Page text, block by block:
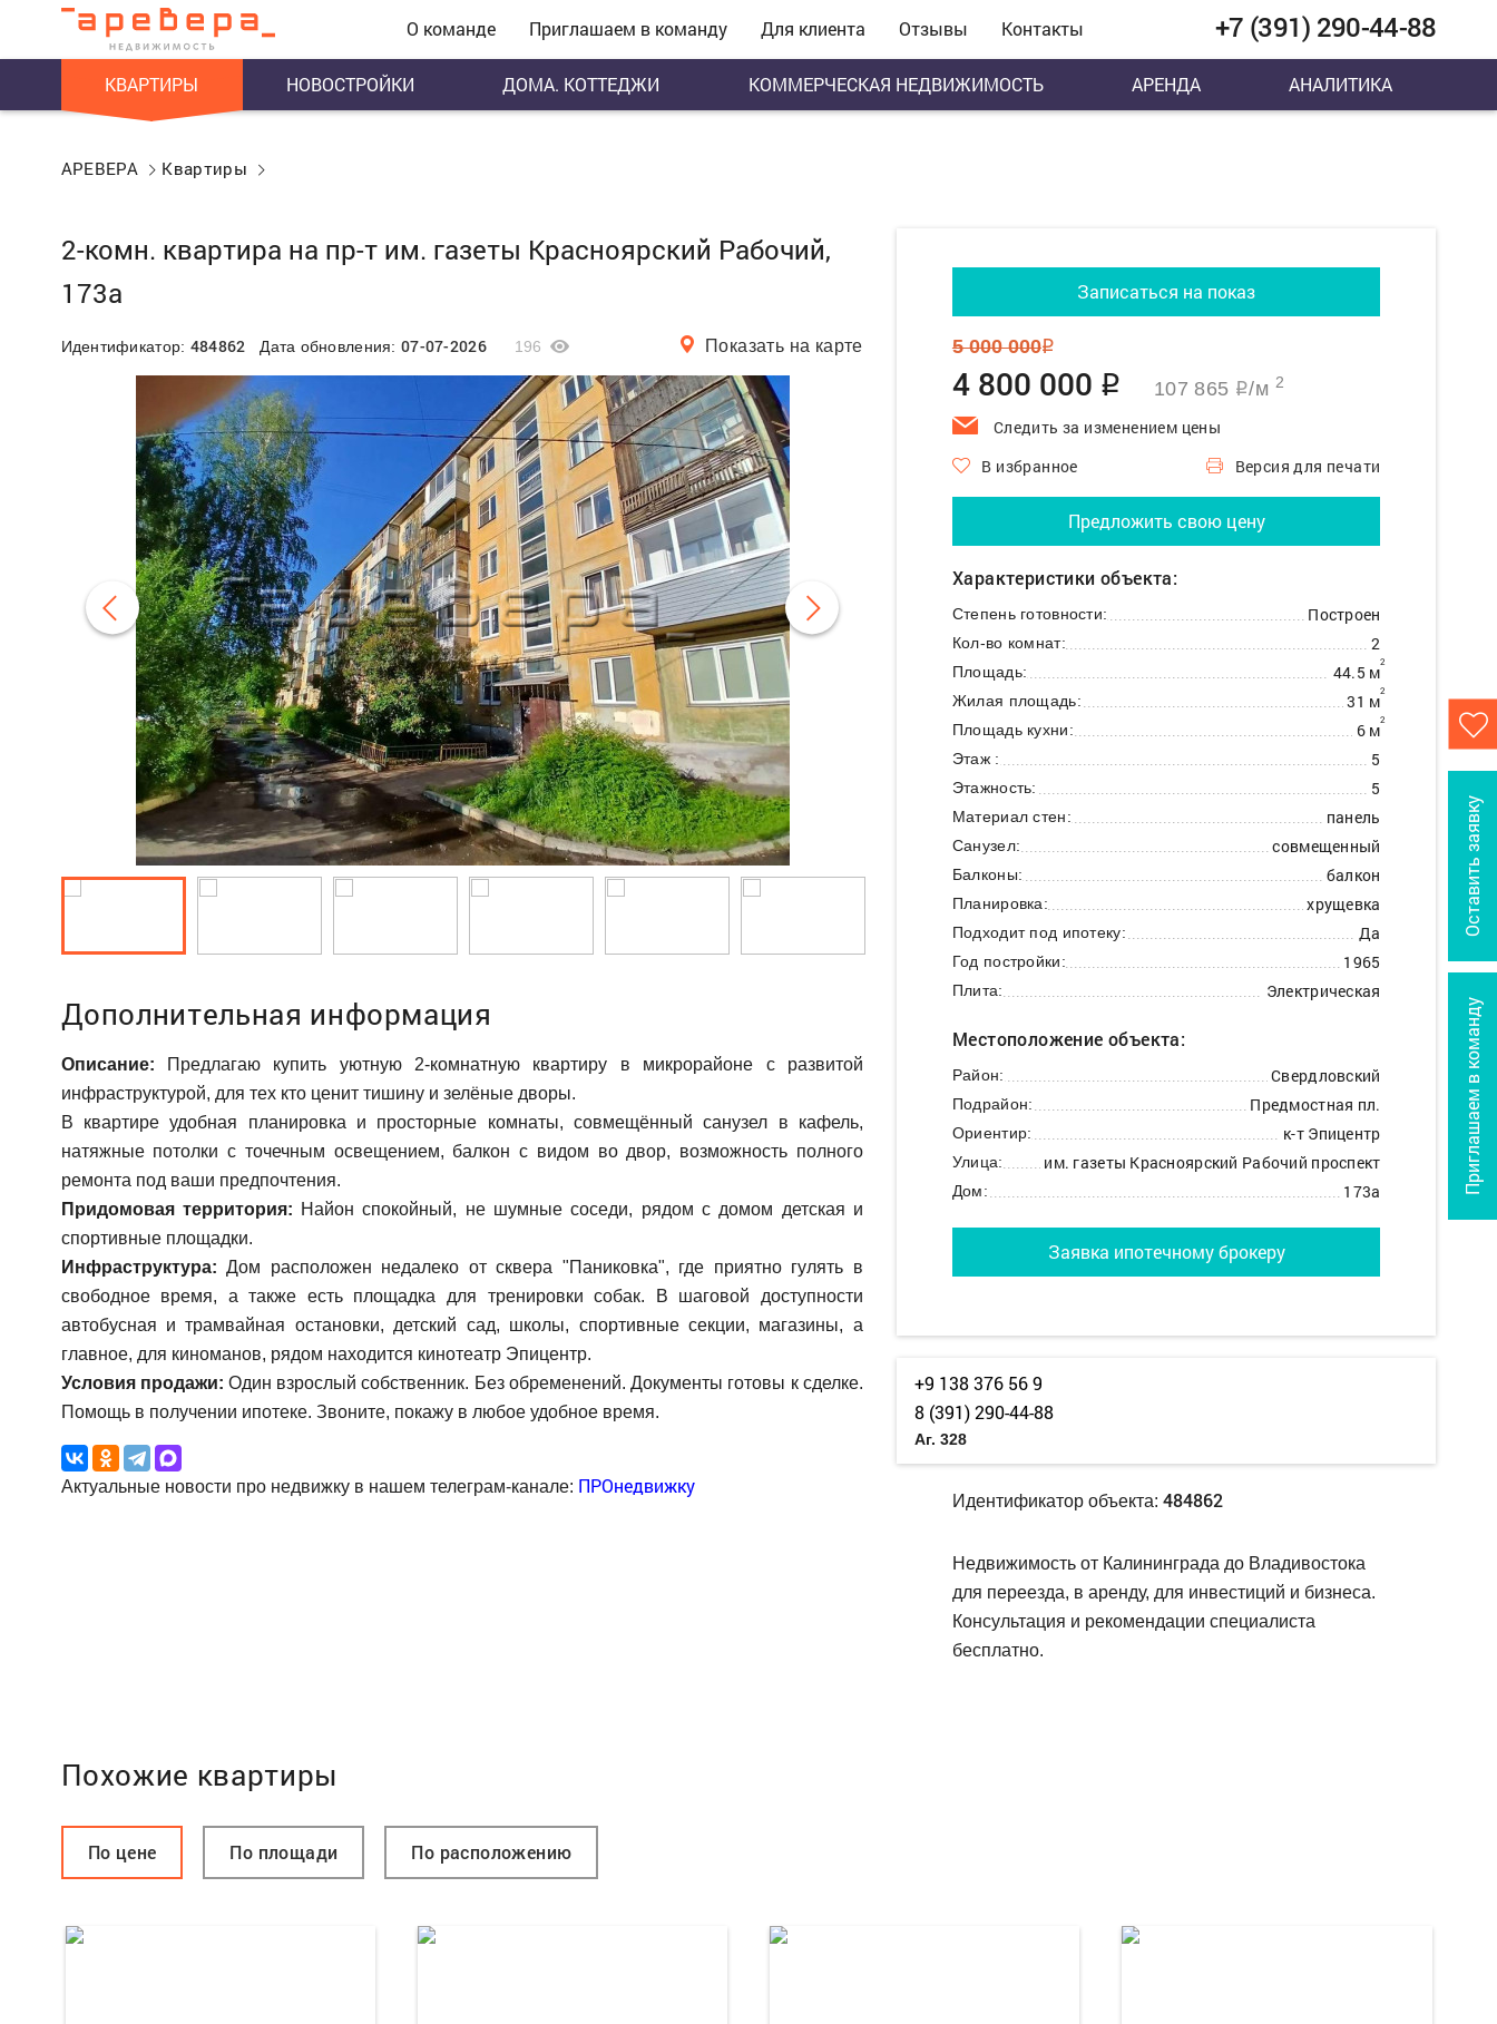
О команде Приглашаем в команду Для клиента Отзывы Контакты +7 (391) 290-44-88
КВАРТИРЫ НОВОСТРОЙКИ ДОМА. КОТТЕДЖИ КОММЕРЧЕСКАЯ НЕДВИЖИМОСТЬ АРЕНДА АНАЛИТИКА
Приглашаем в команду
Оставить заявку
АРЕВЕРА Квартиры
2-комн. квартира на пр-т им. газеты Красноярский Рабочий,
173а
Идентификатор: 484862 Дата обновления: 07-07-2026 196 Показать на карте
Дополнительная информация
Описание: Предлагаю купить уютную 2-комнатную квартиру в микрорайоне с развитой
инфраструктурой, для тех кто ценит тишину и зелёные дворы.
В квартире удобная планировка и просторные комнаты, совмещённый санузел в кафель,
натяжные потолки с точечным освещением, балкон с видом во двор, возможность полного
ремонта под ваши предпочтения.
Придомовая территория: Hайон спокойный, не шумные соседи, рядом с домом детская и
спортивные площадки.
Инфраструктура: Дом расположен недалеко от сквера "Паниковка", где приятно гулять в
свободное время, а также есть площадка для тренировки собак. В шаговой доступности
автобусная и трамвайная остановки, детский сад, школы, спортивные секции, магазины, а
главное, для киноманов, рядом находится кинотеатр Эпицентр.
Условия продажи: Один взрослый собственник. Без обременений. Документы готовы к сделке.
Помощь в получении ипотеке. Звоните, покажу в любое удобное время.
Актуальные новости про недвижку в нашем телеграм-канале: ПРОнедвижку
Записаться на показ
5 000 000q
4 800 000 q 107 865 q/м 2
Следить за изменением цены
В избранное
Версия для печати
Предложить свою цену
Характеристики объекта:
Степень готовности: Построен
Кол-во комнат: 2
Площадь: 44.5 м2
Жилая площадь: 31 м2
Площадь кухни: 6 м2
Этаж : 5
Этажность: 5
Материал стен: панель
Санузел: совмещенный
Балконы: балкон
Планировка: хрущевка
Подходит под ипотеку: Да
Год постройки: 1965
Плита: Электрическая
Местоположение объекта:
Район: Свердловский
Подрайон: Предмостная пл.
Ориентир: к-т Эпицентр
Улица: им. газеты Красноярский Рабочий проспект
Дом: 173а
Заявка ипотечному брокеру
+9 138 376 56 9
8 (391) 290-44-88
Аг. 328
Идентификатор объекта: 484862
Недвижимость от Калининграда до Владивостока
для переезда, в аренду, для инвестиций и бизнеса.
Консультация и рекомендации специалиста
бесплатно.
Похожие квартиры
По цене По площади По расположению